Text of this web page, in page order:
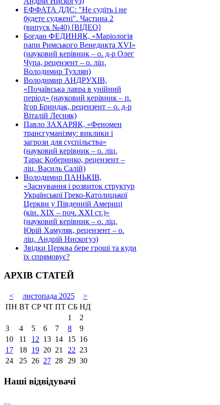
ЕФФАТА ДДС: "Не судіть і не
будете суджені". Частина 2
(випуск №40) [ВІДЕО]
Богдан ФЕДИНЯК, «Маріологія
папи Римського Венедикта XVI»
(науковий керівник – о. д-р Олег
Чупа, рецензент – о. ліц.
Володимир Тухлян)
Володимир АНДРУХІВ,
«Почаївська лавра в унійний
період» (науковий керівник – п.
Ігор Бриндак, рецензент – о. д-р
Віталій Лесняк)
Павло ЗАХАРЯК, «Феномен
трансгуманізму: виклики і
загрози для суспільства»
(науковий керівник – о. ліц.
Тарас Коберинко, рецензент –
ліц. Василь Салій)
Володимир ПАНЬКІВ,
«Заснування і розвиток структур
Української Греко-Католицької
Церкви у Південній Америці
(кін. ХІХ – поч. ХХІ ст.)»
(науковий керівник – о. ліц.
Юрій Хамуляк, рецензент – о.
ліц. Андрій Нискогуз)
Звідки Церква бере гроші та куди
їх спрямовує?
АРХІВ СТАТЕЙ
< листопада 2025
>
ПН ВТ СР ЧТ ПТ СБ НД
1
2
3
4 5 6 7 8
9
10
11 12 13 14 15 16
17
18 19 20 21 22 23
24
25 26 27 28 29 30
Наші відвідувачі